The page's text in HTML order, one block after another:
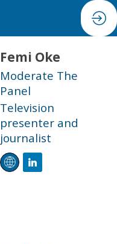
Femi Oke
Moderate The
Panel
Television
presenter and
journalist